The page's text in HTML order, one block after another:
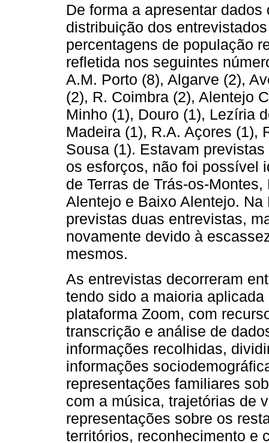
De forma a apresentar
distribuição dos
percentagens de população
refletida nos seguintes
A.M. Porto (8), Algarve (2),
(2), R. Coimbra (2), Alentejo
Minho (1), Douro (1), Lezíria
Madeira (1), R.A. Açores (1),
Sousa (1). Estavam
os esforços, não foi possível
de Terras de Trás-os-
Alentejo e Baixo Alentejo.
previstas duas entrevistas,
novamente devido à
mesmos.
As entrevistas decorreram
tendo sido a maioria
plataforma Zoom, com
transcrição e análise de
informações recolhidas,
informações
representações familiares
com a música, trajetórias de
representações sobre os
territórios, reconhecimento e